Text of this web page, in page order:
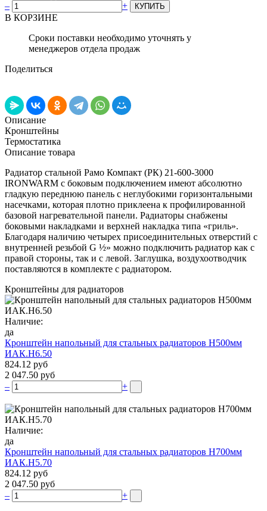
–
+
В КОРЗИНЕ
Сроки поставки необходимо уточнять у
менеджеров отдела продаж
Поделиться
Описание
Кронштейны
Термостатика
Описание товара
Радиатор стальной Рамо Компакт (РК) 21-600-3000
IRONWARM с боковым подключением имеют абсолютно
гладкую переднюю панель с неглубокими горизонтальными
насечками, которая плотно приклеена к профилированной
базовой нагревательной панели. Радиаторы снабжены
боковыми накладками и верхней накладка типа «гриль».
Благодаря наличию четырех присоединительных отверстий с
внутренней резьбой G ½» можно подключить радиатор как с
правой стороны, так и с левой. Заглушка, воздухоотводчик
поставляются в комплекте с радиатором.
Кронштейны для радиаторов
Наличие:
да
Кронштейн напольный для стальных радиаторов Н500мм
ИАК.Н6.50
824.12 руб
2 047.50 руб
–
+
Наличие:
да
Кронштейн напольный для стальных радиаторов Н700мм
ИАК.Н5.70
824.12 руб
2 047.50 руб
–
+